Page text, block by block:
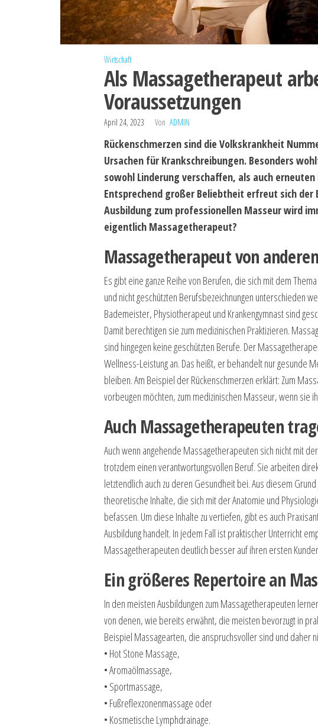
Wirtschaft
Als Massagetherapeut
Voraussetzungen
April 24, 2023 Von ADMIN
Rückenschmerzen sind die Volkskrankheit
Ursachen für Krankschreibungen. Besonders
sowohl Linderung verschaffen, als auch
Entsprechend großer Beliebtheit erfreut sich
Ausbildung zum professionellen Masseur wird
eigentlich Massagetherapeut?
Massagetherapeut von
Es gibt eine ganze Reihe von Berufen, die sich mit dem
und nicht geschützten Berufsbezeichnungen unterschieden
Bademeister, Physiotherapeut und Krankengymnast sind
Damit berechtigen sie zum medizinischen Praktizieren.
sind hingegen keine geschützten Berufe. Der
Wellness-Leistung an. Das heißt, er behandelt nur gesunde
bleiben. Am Beispiel der Rückenschmerzen erklärt: Zum
vorbeugen möchten, zum medizinischen Masseur, wenn sie
Auch Massagetherapeuten
Auch wenn angehende Massagetherapeuten sich nicht mit
trotzdem einen verantwortungsvollen Beruf. Sie arbeiten
letztendlich auch zu deren Gesundheit bei. Aus diesem
theoretische Inhalte, die sich mit der Anatomie und
befassen. Um diese Inhalte zu vertiefen, gibt es auch
Ausbildung handelt. In jedem Fall ist praktischer Unterricht
Massagetherapeuten deutlich besser auf ihren ersten
Ein größeres Repertoire an
In den meisten Ausbildungen zum Massagetherapeuten
von denen, wie bereits erwähnt, die meisten bevorzugt in
Beispiel Massagearten, die anspruchsvoller sind und daher
• Hot Stone Massage,
• Aromaölmassage,
• Sportmassage,
• Fußreflexzonenmassage oder
• Kosmetische Lymphdrainage.